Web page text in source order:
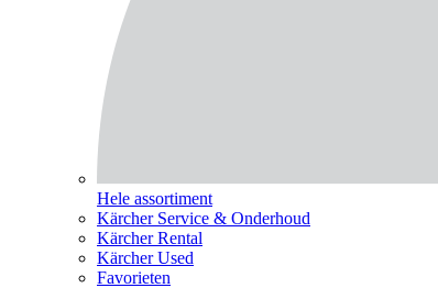
Hele assortiment
Kärcher Service & Onderhoud
Kärcher Rental
Kärcher Used
Favorieten